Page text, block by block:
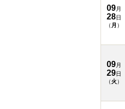
09月
28日
（ 月 ）
09月
29日
（ 火 ）